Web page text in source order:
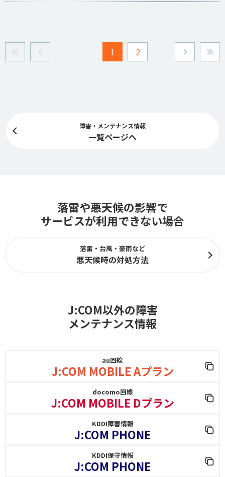
1 2
障害・メンテナンス情報
一覧ページへ
落雷や悪天候の影響で
サービスが利用できない場合
落雷・台風・豪雨など
悪天候時の対処方法
J:COM以外の障害
メンテナンス情報
au回線
J:COM MOBILE Aプラン
docomo回線
J:COM MOBILE Dプラン
KDDI障害情報
J:COM PHONE
KDDI保守情報
J:COM PHONE